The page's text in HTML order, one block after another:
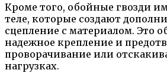
Кроме того, обойные гвозди
теле, которые создают
сцепление с материалом. Это
надежное крепление и
проворачивание или
нагрузках.